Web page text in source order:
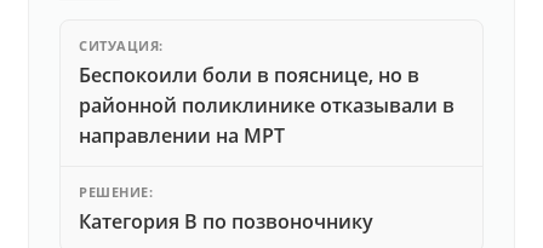
СИТУАЦИЯ:
Беспокоили боли в пояснице, но в
районной поликлинике отказывали в
направлении на МРТ
РЕШЕНИЕ:
Категория В по позвоночнику